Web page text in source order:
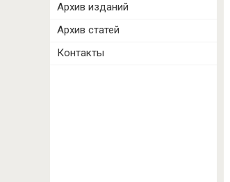
Архив изданий
Архив статей
Контакты